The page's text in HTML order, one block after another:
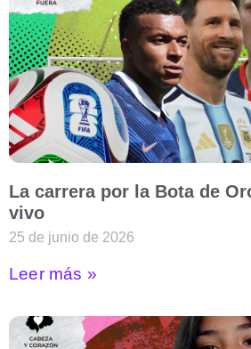
La carrera por la Bota de
vivo
25 de junio de 2026
Leer más »